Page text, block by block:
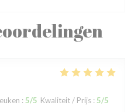
: 5/5 Kwaliteit / Prijs : 5/5